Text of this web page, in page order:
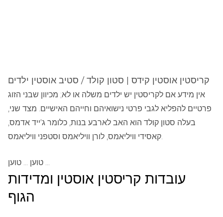
קריסטין אוסטין קידס | סטון קולד / סטיב אוסטין ילדים
אין מידע אם לקריסטין יש ילדים משלה או לא; מכיוון שבני הזוג
פרטיים להפליא לגבי פרטי נישואיהם וחייהם האישיים. מצד שני,
בעלה סטון קולד הוא האב לארבע בנות, כלומר ג'ייד אדמס,
קאסידי וויליאמס, לורן וויליאמס וסטפני וויליאמס.
טוען ... טוען ...
עובדות קריסטין אוסטין ומדידות
הגוף